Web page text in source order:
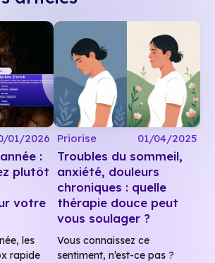
01/2026
:
plutôt
votre
les
rapide
Priorise 01/04/2025
Troubles du sommeil,
anxiété, douleurs
chroniques : quelle
thérapie douce peut
vous soulager ?
Vous connaissez ce
sentiment, n’est-ce pas ?